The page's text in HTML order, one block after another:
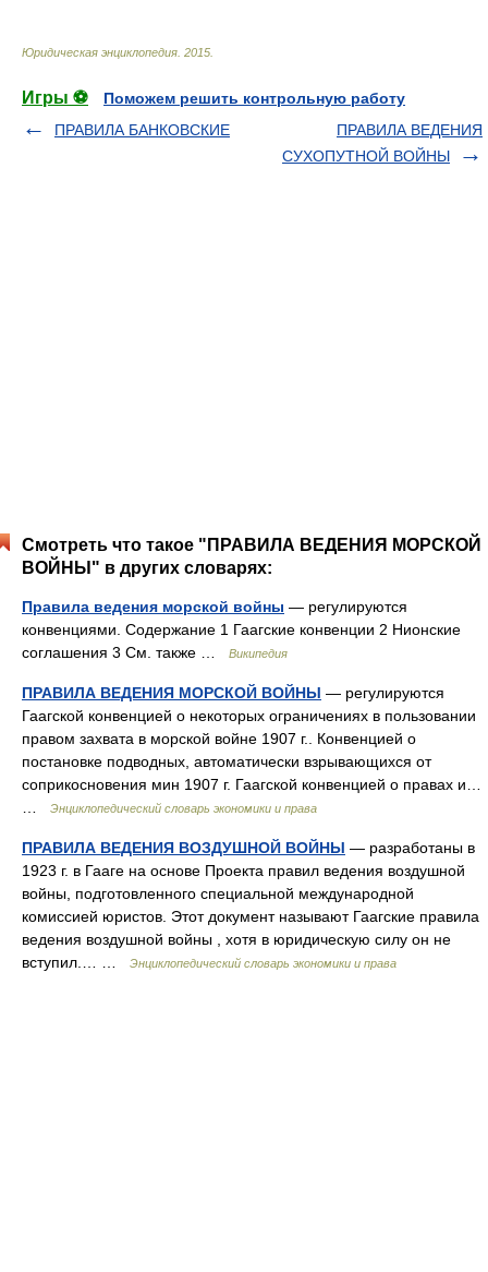
Юридическая энциклопедия 2015
Игры ⚽
Поможем решить контрольную работу
ПРАВИЛА БАНКОВСКИЕ
ПРАВИЛА ВЕДЕНИЯ
СУХОПУТНОЙ ВОЙНЫ
Смотреть что такое "ПРАВИЛА ВЕДЕНИЯ МОРСКОЙ
ВОЙНЫ" в других словарях:
Правила ведения морской войны — регулируются
конвенциями. Содержание 1 Гаагские конвенции 2 Нионские
соглашения 3 См. также …
Википедия
ПРАВИЛА ВЕДЕНИЯ МОРСКОЙ ВОЙНЫ — регулируются
Гаагской конвенцией о некоторых ограничениях в пользовании
правом захвата в морской войне 1907 г.. Конвенцией о
постановке подводных, автоматически взрывающихся от
соприкосновения мин 1907 г. Гаагской конвенцией о правах и…
Энциклопедический словарь экономики и права
ПРАВИЛА ВЕДЕНИЯ ВОЗДУШНОЙ ВОЙНЫ — разработаны в
1923 г. в Гааге на основе Проекта правил ведения воздушной
войны, подготовленного специальной международной
комиссией юристов. Этот документ называют Гаагские правила
ведения воздушной войны , хотя в юридическую силу он не
вступил.… …
Энциклопедический словарь экономики и права